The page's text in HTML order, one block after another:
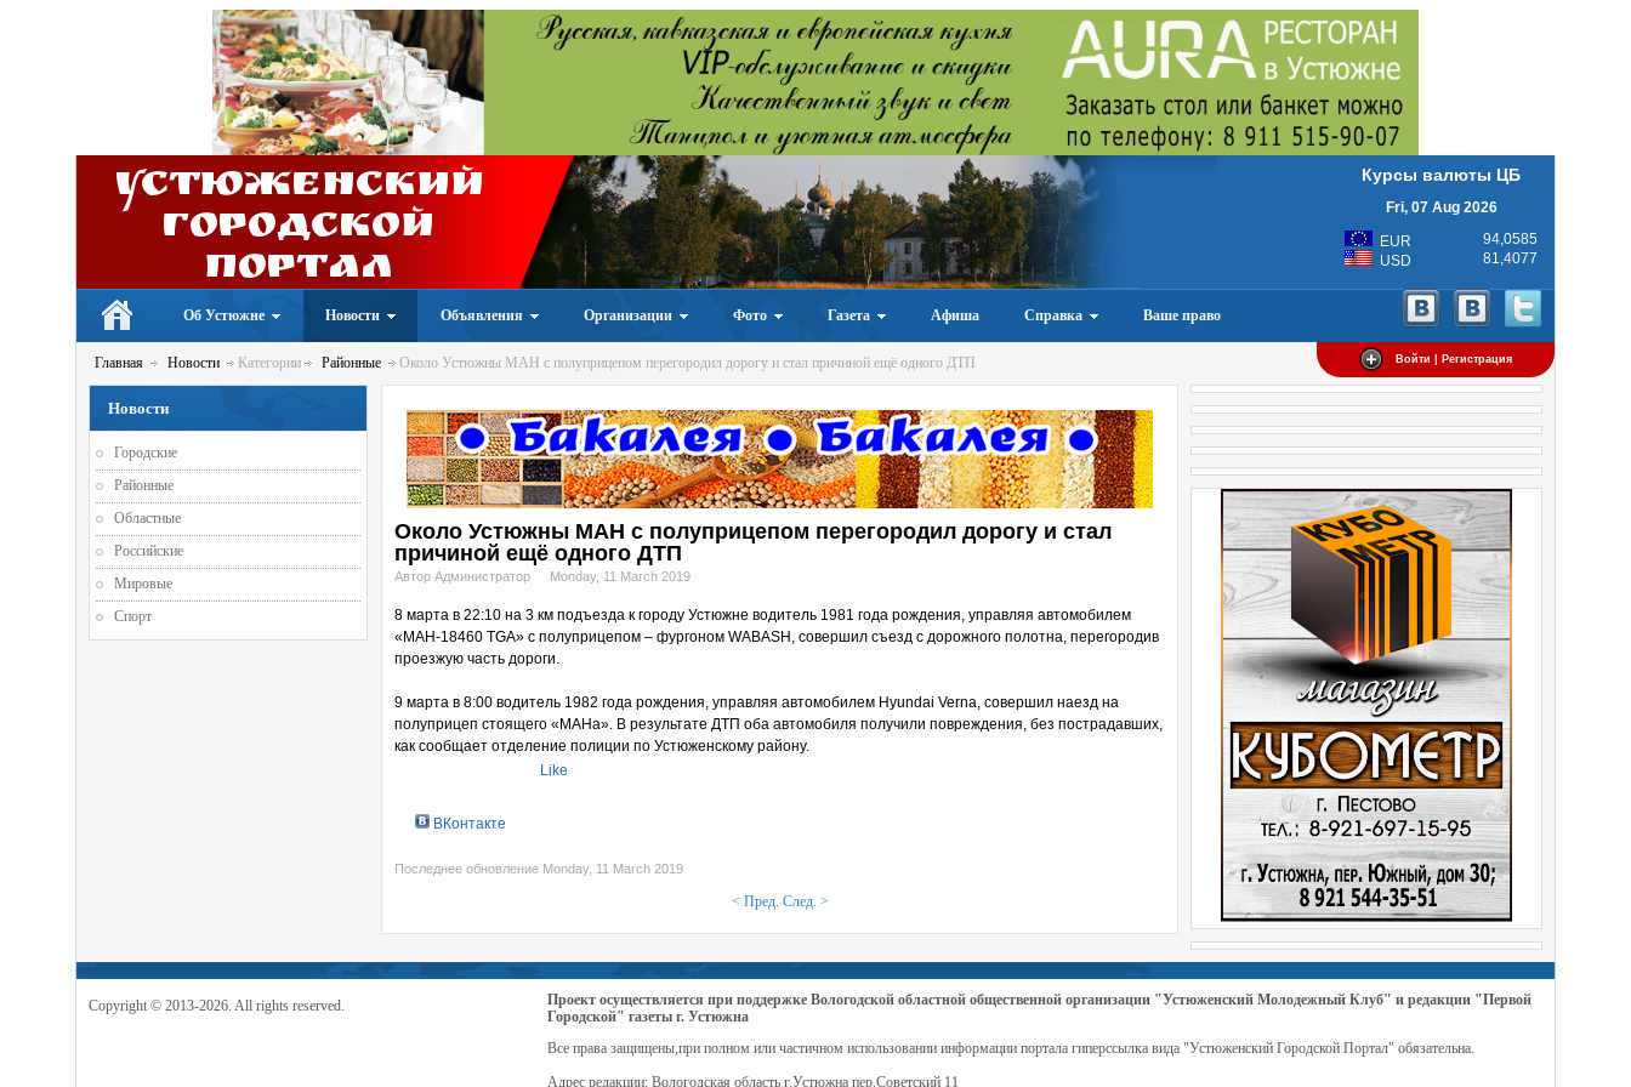
Устюженский
Городской
портал
Курсы валюты ЦБ
Fri, 07 Aug 2026
EUR
94,0585
USD
81,4077
Об Устюжне Новости Объявления Организации Фото Газета Афиша Справка Ваше право
Войти | Регистрация
Главная Новости Категории Районные Около Устюжны МАН с полуприцепом перегородил дорогу и стал причиной ещё одного ДТП
Около Устюжны МАН с полуприцепом перегородил дорогу и стал
причиной ещё одного ДТП
Автор Администратор Monday, 11 March 2019
8 марта в 22:10 на 3 км подъезда к городу Устюжне водитель 1981 года рождения, управляя автомобилем
«МАН-18460 TGA» с полуприцепом – фургоном WABASH, совершил съезд с дорожного полотна, перегородив
проезжую часть дороги.
9 марта в 8:00 водитель 1982 года рождения, управляя автомобилем Hyundai Verna, совершил наезд на
полуприцеп стоящего «МАНа». В результате ДТП оба автомобиля получили повреждения, без пострадавших,
как сообщает отделение полиции по Устюженскому району.
Like
ВКонтакте
Последнее обновление Monday, 11 March 2019
< Пред. След. >
Новости
Городские
Районные
Областные
Российские
Мировые
Спорт
Copyright © 2013-2026. All rights reserved.
Проект осуществляется при поддержке Вологодской областной общественной организации "Устюженский Молодежный Клуб" и редакции "Первой
Городской" газеты г. Устюжна
Все права защищены,при полном или частичном использовании информации портала гиперссылка вида "Устюженский Городской Портал" обязательна.
Адрес редакции: Вологодская область г.Устюжна пер.Советский 11